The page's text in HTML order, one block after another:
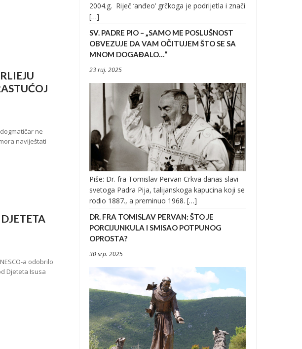
ne
naviještati
a odobrilo
Djeteta Isusa
2004.g. Riječ ‘anđeo’ grčkoga je podrijetla i znači
[…]
SV. PADRE PIO – „SAMO ME POSLUŠNOST
OBVEZUJE DA VAM OČITUJEM ŠTO SE SA
MNOM DOGAĐALO…“
23 ruj. 2025
Piše: Dr. fra Tomislav Pervan Crkva danas slavi
svetoga Padra Pija, talijanskoga kapucina koji se
rodio 1887., a preminuo 1968. […]
DR. FRA TOMISLAV PERVAN: ŠTO JE
PORCIJUNKULA I SMISAO POTPUNOG
OPROSTA?
30 srp. 2025